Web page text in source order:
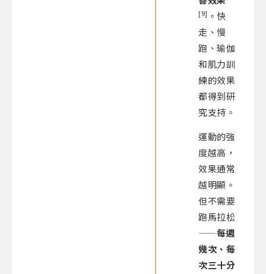
[9] 。快
走、慢
跑、瑜伽
和肌力訓
練的效果
都得到研
究支持。
運動的強
度越高，
效果通常
越明顯。
但不需要
跑馬拉松
——每週
幾次、每
次三十分